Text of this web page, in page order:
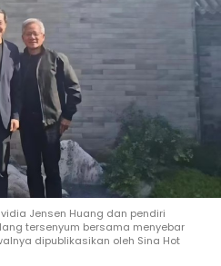
Jensen Huang dan pendiri
tersenyum bersama menyebar
dipublikasikan oleh Sina Hot